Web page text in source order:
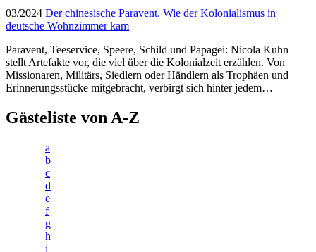
03/2024 Der chinesische Paravent. Wie der Kolonialismus in
deutsche Wohnzimmer kam
Paravent, Teeservice, Speere, Schild und Papagei: Nicola Kuhn
stellt Artefakte vor, die viel über die Kolonialzeit erzählen. Von
Missionaren, Militärs, Siedlern oder Händlern als Trophäen und
Erinnerungsstücke mitgebracht, verbirgt sich hinter jedem…
Gästeliste von A-Z
a
b
c
d
e
f
g
h
i